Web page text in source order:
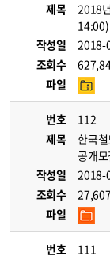
제목
2018
14:00)
작성일
2018-
조회수
파일
번호
112
제목
한국
공개
작성일
2018-
조회수
27,607
파일
번호
111